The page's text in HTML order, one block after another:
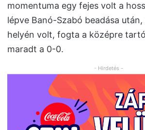
momentuma egy fejes volt a
lépve Banó-Szabó beadása után,
helyén volt, fogta a középre
maradt a 0-0.
- Hirdetés -